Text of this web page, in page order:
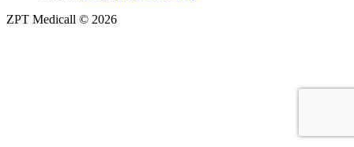
ZPT Medicall © 2026